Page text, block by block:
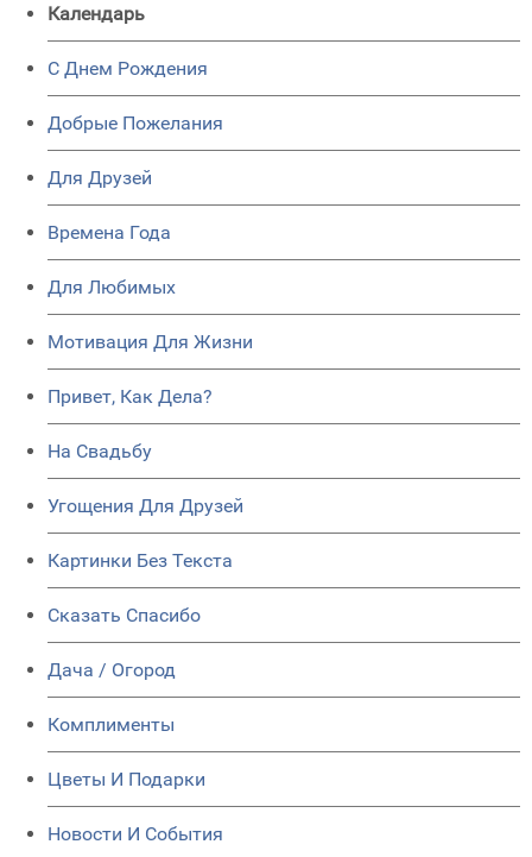
Календарь
C Днем Рождения
Добрые Пожелания
Для Друзей
Времена Года
Для Любимых
Мотивация Для Жизни
Привет, Как Дела?
На Свадьбу
Угощения Для Друзей
Картинки Без Текста
Сказать Спасибо
Дача / Огород
Комплименты
Цветы И Подарки
Новости И События